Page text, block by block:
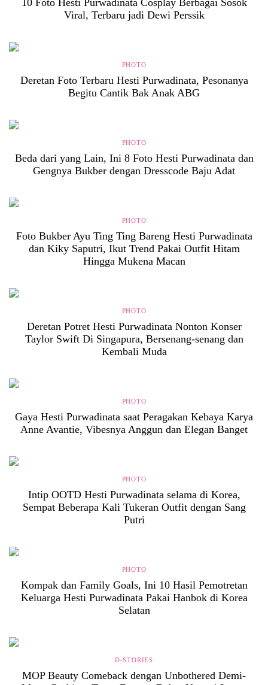
10 Foto Hesti Purwadinata Cosplay Berbagai Sosok
Viral, Terbaru jadi Dewi Perssik
PHOTO
Deretan Foto Terbaru Hesti Purwadinata, Pesonanya
Begitu Cantik Bak Anak ABG
PHOTO
Beda dari yang Lain, Ini 8 Foto Hesti Purwadinata dan
Gengnya Bukber dengan Dresscode Baju Adat
PHOTO
Foto Bukber Ayu Ting Ting Bareng Hesti Purwadinata
dan Kiky Saputri, Ikut Trend Pakai Outfit Hitam
Hingga Mukena Macan
PHOTO
Deretan Potret Hesti Purwadinata Nonton Konser
Taylor Swift Di Singapura, Bersenang-senang dan
Kembali Muda
PHOTO
Gaya Hesti Purwadinata saat Peragakan Kebaya Karya
Anne Avantie, Vibesnya Anggun dan Elegan Banget
PHOTO
Intip OOTD Hesti Purwadinata selama di Korea,
Sempat Beberapa Kali Tukeran Outfit dengan Sang
Putri
PHOTO
Kompak dan Family Goals, Ini 10 Hasil Pemotretan
Keluarga Hesti Purwadinata Pakai Hanbok di Korea
Selatan
D-STORIES
MOP Beauty Comeback dengan Unbothered Demi-